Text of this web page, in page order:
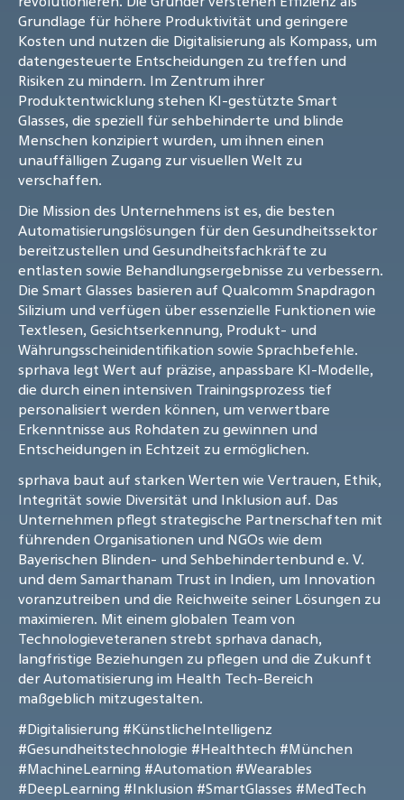
Grundlage für höhere Produktivität und geringere
Kosten und nutzen die Digitalisierung als Kompass, um
datengesteuerte Entscheidungen zu treffen und
Risiken zu mindern. Im Zentrum ihrer
Produktentwicklung stehen KI-gestützte Smart
Glasses, die speziell für sehbehinderte und blinde
Menschen konzipiert wurden, um ihnen einen
unauffälligen Zugang zur visuellen Welt zu
verschaffen.
Die Mission des Unternehmens ist es, die besten
Automatisierungslösungen für den Gesundheitssektor
bereitzustellen und Gesundheitsfachkräfte zu
entlasten sowie Behandlungsergebnisse zu verbessern.
Die Smart Glasses basieren auf Qualcomm Snapdragon
Silizium und verfügen über essenzielle Funktionen wie
Textlesen, Gesichtserkennung, Produkt- und
Währungsscheinidentifikation sowie Sprachbefehle.
sprhava legt Wert auf präzise, anpassbare KI-Modelle,
die durch einen intensiven Trainingsprozess tief
personalisiert werden können, um verwertbare
Erkenntnisse aus Rohdaten zu gewinnen und
Entscheidungen in Echtzeit zu ermöglichen.
sprhava baut auf starken Werten wie Vertrauen, Ethik,
Integrität sowie Diversität und Inklusion auf. Das
Unternehmen pflegt strategische Partnerschaften mit
führenden Organisationen und NGOs wie dem
Bayerischen Blinden- und Sehbehindertenbund e. V.
und dem Samarthanam Trust in Indien, um Innovation
voranzutreiben und die Reichweite seiner Lösungen zu
maximieren. Mit einem globalen Team von
Technologieveteranen strebt sprhava danach,
langfristige Beziehungen zu pflegen und die Zukunft
der Automatisierung im Health Tech-Bereich
maßgeblich mitzugestalten.
#Digitalisierung #KünstlicheIntelligenz
#Gesundheitstechnologie #Healthtech #München
#MachineLearning #Automation #Wearables
#DeepLearning #Inklusion #SmartGlasses #MedTech